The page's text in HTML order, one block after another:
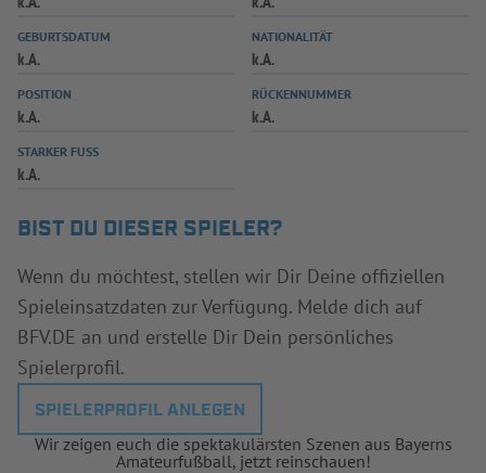
SPIELPLUS
GEBURTSDATUM
k.A.
NATIONALITÄT
k.A.
POSITION
k.A.
RÜCKENNUMMER
k.A.
STARKER FUSS
k.A.
BIST DU DIESER SPIELER?
Wenn du möchtest, stellen wir Dir Deine offiziellen
Spieleinsatzdaten zur Verfügung. Melde dich auf
BFV.DE an und erstelle Dir Dein persönliches
Spielerprofil.
SPIELERPROFIL ANLEGEN
Wir zeigen euch die spektakulärsten Szenen aus Bayerns
Amateurfußball, jetzt reinschauen!